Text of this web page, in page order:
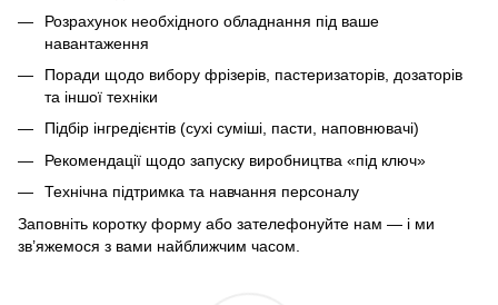
Розрахунок необхідного обладнання під ваше
навантаження
Поради щодо вибору фрізерів, пастеризаторів, дозаторів
та іншої техніки
Підбір інгредієнтів (сухі суміші, пасти, наповнювачі)
Рекомендації щодо запуску виробництва «під ключ»
Технічна підтримка та навчання персоналу
Заповніть коротку форму або зателефонуйте нам — і ми
зв’яжемося з вами найближчим часом.